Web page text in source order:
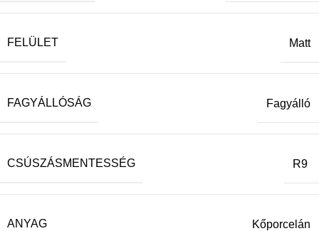
FELÜLET Matt
FAGYÁLLÓSÁG Fagyálló
CSÚSZÁSMENTESSÉG R9
ANYAG Kőporcelán